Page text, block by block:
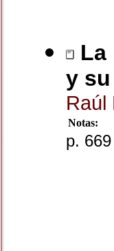
La
y
Raúl
Notas:
p.